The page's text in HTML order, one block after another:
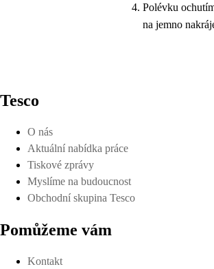
Polévku
na jemno
Tesco
O nás
Aktuální nabídka práce
Tiskové zprávy
Myslíme na budoucnost
Obchodní skupina Tesco
Pomůžeme vám
Kontakt